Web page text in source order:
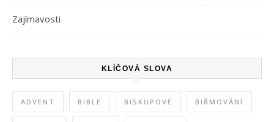
Zajímavosti
KLÍČOVÁ SLOVA
ADVENT BIBLE BISKUPOVÉ BIŘMOVÁNÍ